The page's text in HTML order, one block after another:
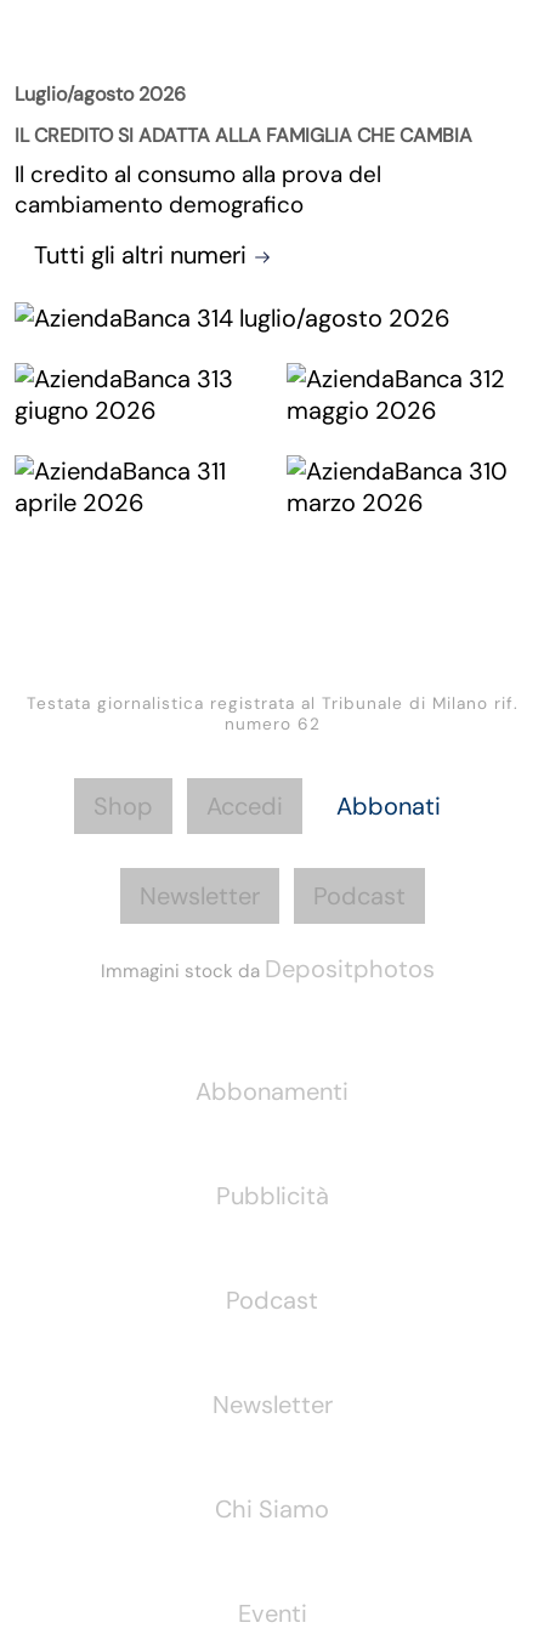
Luglio/agosto 2026
IL CREDITO SI ADATTA ALLA FAMIGLIA CHE CAMBIA
Il credito al consumo alla prova del
cambiamento demografico
Tutti gli altri numeri
Testata giornalistica registrata al Tribunale di Milano rif.
numero 62
Shop Accedi Abbonati
Newsletter Podcast
Immagini stock da Depositphotos
Abbonamenti
Pubblicità
Podcast
Newsletter
Chi Siamo
Eventi